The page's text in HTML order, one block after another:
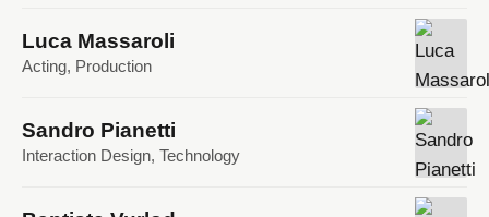
Luca Massaroli
Acting, Production
Sandro Pianetti
Interaction Design, Technology